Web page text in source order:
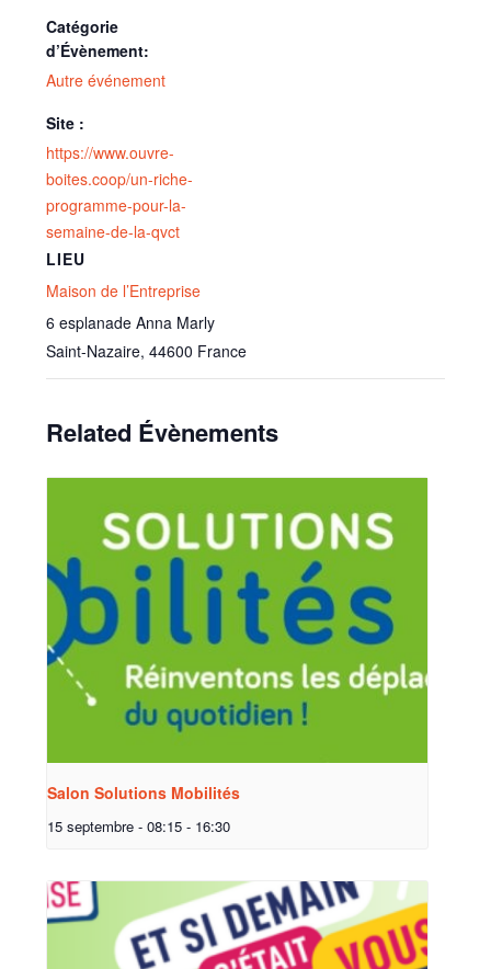
Catégorie
d’Évènement:
Autre événement
Site :
https://www.ouvre-
boites.coop/un-riche-
programme-pour-la-
semaine-de-la-qvct
LIEU
Maison de l’Entreprise
6 esplanade Anna Marly
Saint-Nazaire, 44600 France
Related Évènements
Salon Solutions Mobilités
15 septembre - 08:15 - 16:30